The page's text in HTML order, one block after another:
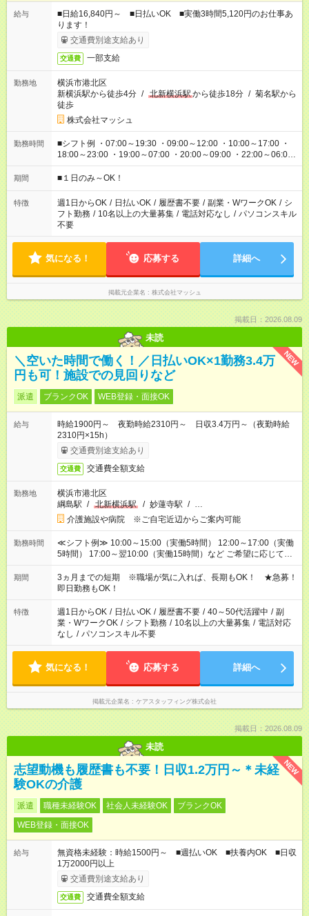
給与
■日給16,840円～ ■日払いOK ■実働3時間5,120円のお仕事あ
ります！
交通費別途支給あり
交通費 一部支給
勤務地
横浜市港北区
新横浜駅から徒歩4分 / 北新横浜駅から徒歩18分 / 菊名駅から
徒歩
株式会社マッシュ
勤務時間
■シフト例 ・07:00～19:30 ・09:00～12:00 ・10:00～17:00 ・
18:00～23:00 ・19:00～07:00 ・20:00～09:00 ・22:00～06:00
etc ★最短で3時間で5,120円のお仕事から 15時間で2万円近く稼
げるお仕事も！ ご希望のお時間に合わせてご紹介！ ※シフトは
ください！
期間 ■１日のみ～OK！
特徴 週1日からOK / 日払いOK / 履歴書不要 / 副業・WワークOK / シ
フト勤務 / 10名以上の大量募集 / 電話対応なし / パソコンスキル
不要
気になる！ 応募する 詳細へ
掲載元企業名 株式会社マッシュ
掲載日：2026.08.09
未読
NEW
＼空いた時間で働く！／日払いOK×1勤務3.4万
円も可！施設での見回りなど
派遣 ブランクOK WEB登録・面接OK
給与
時給1900円～ 夜勤時給2310円～ 日収3.4万円～（夜勤時給
2310円×15h）
交通費別途支給あり
交通費 交通費全額支給
勤務地
横浜市港北区
綱島駅 / 北新横浜駅 / 妙蓮寺駅 / …
介護施設や病院 ※ご自宅近辺からご案内可能
勤務時間
≪シフト例≫ 10:00～15:00（実働5時間） 12:00～17:00（実働
5時間） 17:00～翌10:00（実働15時間）など ご希望に応じて、
働く時間は調整できます！ お気軽に担当へ相談ください！
期間
3ヵ月までの短期 ※職場が気に入れば、長期もOK！ ★急募！
即日勤務もOK！
特徴 週1日からOK / 日払いOK / 履歴書不要 / 40～50代活躍中 / 副
業・WワークOK / シフト勤務 / 10名以上の大量募集 / 電話対応
なし / パソコンスキル不要
気になる！ 応募する 詳細へ
掲載元企業名 ケアスタッフィング株式会社
掲載日：2026.08.09
未読
NEW
志望動機も履歴書も不要！日収1.2万円～＊未経
験OKの介護
派遣 職種未経験OK 社会人未経験OK
ブランクOK
WEB登録・面接OK
給与
無資格未経験：時給1500円～ ■週払いOK ■扶養内OK ■日収
1万2000円以上
交通費別途支給あり
交通費 交通費全額支給